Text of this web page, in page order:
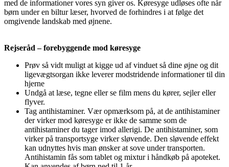
med de informationer vores syn giver os. Køresyge udløses ofte når
børn under en biltur læser, hvorved de forhindres i at følge det
omgivende landskab med øjnene.
Rejseråd – forebyggende mod køresyge
Prøv så vidt muligt at kigge ud af vinduet så dine øjne og dit
ligevægtsorgan ikke leverer modstridende informationer til din
hjerne
Undgå at læse, tegne eller se film mens du kører, sejler eller
flyver.
Tag antihistaminer. Vær opmærksom på, at de antihistaminer
der virker mod køresyge er ikke de samme som de
antihistaminer du tager imod allerigi. De antihistaminer, som
virker på transportsyge virker sløvende. Den sløvende effekt
kan udnyttes hvis man ønsker at sove under transporten.
Antihistamin fås som tablet og mixtur i håndkøb på apoteket.